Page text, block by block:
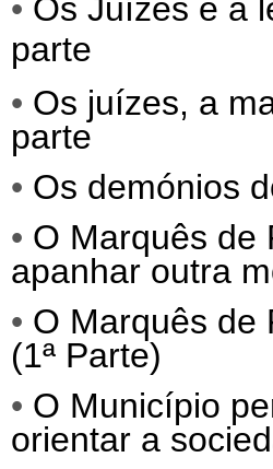
• Os Juízes e a
parte
• Os juízes, a
parte
• Os demónios
• O Marquês de
apanhar outra
• O Marquês de
(1ª Parte)
• O Município
orientar a